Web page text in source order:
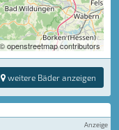
openstreetmap contributors
weitere Bäder anzeigen
Anzeige